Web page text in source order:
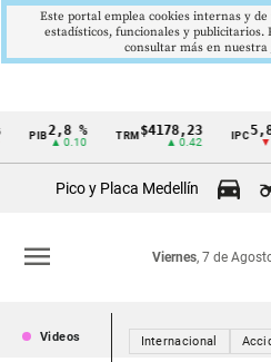
Cintillo
Colombia
PIB2,8 %
▲ 0.10
TRM$4178,23
▲ 0.42
IPC
▼
Pico y Placa Medellín
Viernes, 7 de
menu
Videos Internacional
Este portal emplea cookies internas y
estadísticos, funcionales y publicitarios.
consultar más en nuestra